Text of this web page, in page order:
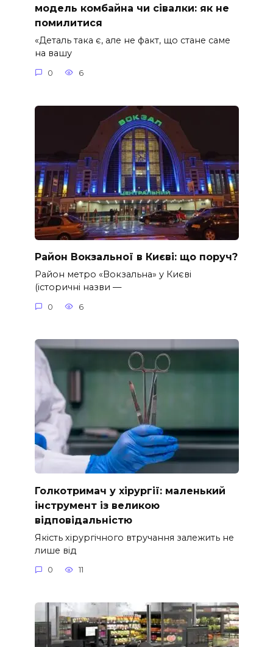
модель комбайна чи сівалки: як не
помилитися
«Деталь така є, але не факт, що стане саме
на вашу
0 6
Район Вокзальної в Києві: що поруч?
Район метро «Вокзальна» у Києві
(історичні назви —
0 6
Голкотримач у хірургії: маленький
інструмент із великою
відповідальністю
Якість хірургічного втручання залежить не
лише від
0 11